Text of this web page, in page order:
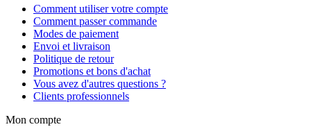
Comment utiliser votre compte
Comment passer commande
Modes de paiement
Envoi et livraison
Politique de retour
Promotions et bons d'achat
Vous avez d'autres questions ?
Clients professionnels
Mon compte